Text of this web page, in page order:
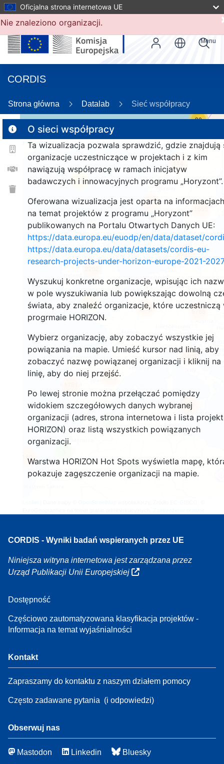
Oficjalna strona internetowa UE
CORDIS
Menu
Strona główna Datalab Sieć współpracy
O sieci współpracy
Ta wizualizacja pozwala sprawdzić, gdzie znajdują
organizacje uczestniczące w projektach i z kim
nawiązują współpracę w ramach inicjatyw
badawczych i innowacyjnych programu „Horyzont”.
Oferowana wizualizacja jest oparta na informacjach
na temat projektów z programu „Horyzont”
publikowanych na Portalu Otwartych Danych UE:
https://data.europa.eu/euodp/en/data/dataset/
https://data.europa.eu/data/datasets/cordis-eu-
research-projects-under-horizon-europe-2021-2027
Wyszukuj konkretne organizacje, wpisując ich
w pole wyszukiwania lub powiększając dowolną
świata, aby znaleźć organizacje, które uczestniczą
progrmaie HORIZON.
Wybierz organizację, aby zobaczyć wszystkie jej
powiązania na mapie. Umieść kursor nad linią, aby
zobaczyć nazwę powiązanej organizacji i kliknij na
linię, aby do niej przejść.
Po lewej stronie można przełączać pomiędzy
widokiem szczegółowych danych wybranej
organizacji (adres, strona internetowa i lista
HORIZON) oraz listą wszystkich powiązanych
organizacji.
Warstwa HORIZON Hot Spots wyświetla mapę,
pokazuje zagęszczenie organizacji na mapie.
7
160
30
25
12
114
257
2679
5786
3
481
19387
6028
CORDIS - Wyniki badań wspieranych przez UE
Niniejsza witryna internetowa jest zarządzana przez
Urząd Publikacji Unii Europejskiej
Dostępność
Częściowo zautomatyzowana klasyfikacja projektów -
Informacja na temat wyjaśnialności
Kontakt
Zapraszamy do kontaktu z naszym działem pomocy
Często zadawane pytania (i odpowiedzi)
Obserwuj nas
Mastodon Linkedin Bluesky
Nie znaleziono organizacji.